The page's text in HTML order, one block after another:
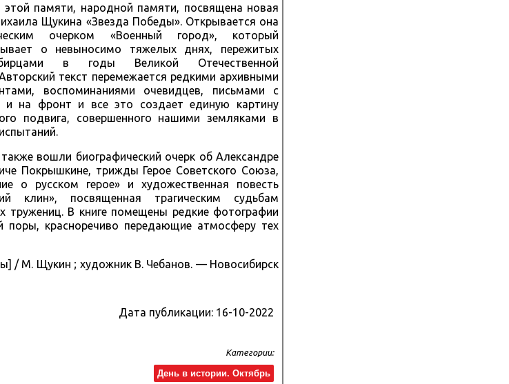
этой памяти, народной памяти, посвящена новая
Щукина «Звезда Победы». Открывается она
очерком «Военный город», который
о невыносимо тяжелых днях, пережитых
в годы Великой Отечественной
текст перемежается редкими архивными
воспоминаниями очевидцев, письмами с
и на фронт и все это создает единую картину
подвига, совершенного нашими земляками в
также вошли биографический очерк об Александре
Покрышкине, трижды Герое Советского Союза,
о русском герое» и художественная повесть
клин», посвященная трагическим судьбам
тружениц. В книге помещены редкие фотографии
поры, красноречиво передающие атмосферу тех
/ М. Щукин ; художник В. Чебанов. — Новосибирск
Дата публикации: 16-10-2022
Категории:
День в истории. Октябрь